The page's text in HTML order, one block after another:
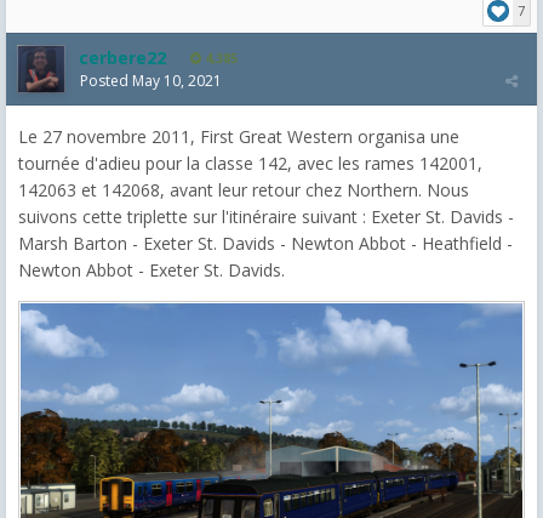
7
cerbere22 4,385
Posted May 10, 2021
Le 27 novembre 2011, First Great Western organisa une
tournée d'adieu pour la classe 142, avec les rames 142001,
142063 et 142068, avant leur retour chez Northern. Nous
suivons cette triplette sur l'itinéraire suivant : Exeter St. Davids -
Marsh Barton - Exeter St. Davids - Newton Abbot - Heathfield -
Newton Abbot - Exeter St. Davids.